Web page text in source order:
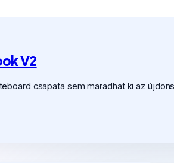
V2
csapata sem maradhat ki az